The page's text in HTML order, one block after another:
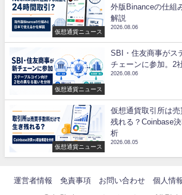
仮想通貨ニュース
外版Binanceの仕組
解説
2026.08.06
仮想通貨ニュース
SBI・住友商事がス
チェーンに参加。2
2026.08.06
仮想通貨ニュース
仮想通貨取引所は売
残れる？Coinbase
析
2026.08.05
運営者情報 免責事項 お問い合わせ 個人情